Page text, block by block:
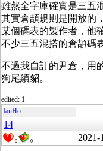
雖然全字庫確實是三五
其實倉頡規則是開放的
某個碼表的製作者，他
不少三五混搭的倉頡碼表
不過我自訂的尹倉，用
狗尾續貂。
edited: 1
IanHo
14
0 0 2021-